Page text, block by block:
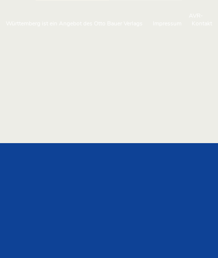
AVR-
Württemberg ist ein Angebot des Otto Bauer Verlags
Impressum Kontakt